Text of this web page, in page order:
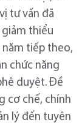
tư vấn đã
thiểu
năm tiếp theo,
chức năng
duyệt. Đề
cơ chế, chính
lý đến tuyên